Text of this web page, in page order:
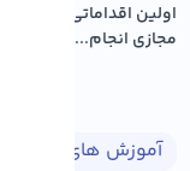
اولین اقداماتی که باید
مجازی انجام...
آموزش های لینوکس